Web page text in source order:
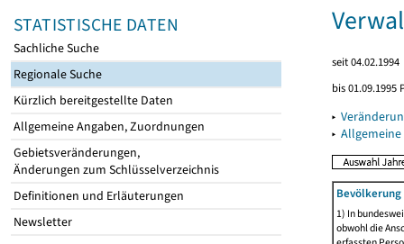
STATISTISCHE DATEN
Sachliche Suche
Regionale Suche
Kürzlich bereitgestellte Daten
Allgemeine Angaben, Zuordnungen
Gebietsveränderungen,
Änderungen zum Schlüsselverzeichnis
Definitionen und Erläuterungen
Newsletter
seit 04.02.1994
bis
▸
▸
1) In
obwohl die